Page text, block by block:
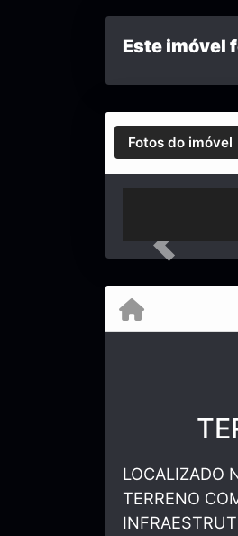
Este imóvel
Fotos do imóvel
Previous
LOCALIZADO
TERRENO